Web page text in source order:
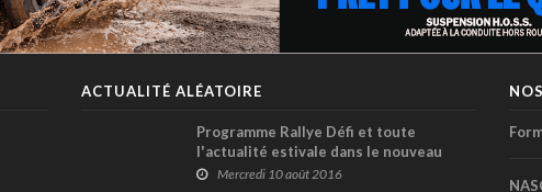
ACTUALITÉ ALÉATOIRE
Programme Rallye Défi et toute
l'actualité estivale dans le nouveau
Pole-Position !
Mercredi 10 août 2016